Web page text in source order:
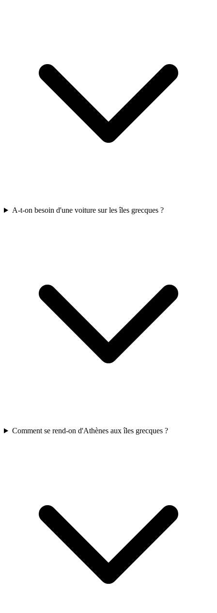
A-t-on besoin d'une voiture sur les îles grecques ?
Comment se rend-on d'Athènes aux îles grecques ?